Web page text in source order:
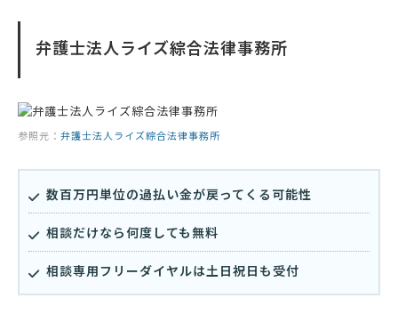
弁護士法人ライズ綜合法律事務所
参照元： 弁護士法人ライズ綜合法律事務所
数百万円単位の過払い金が戻ってくる可能性
相談だけなら何度しても無料
相談専用フリーダイヤルは土日祝日も受付